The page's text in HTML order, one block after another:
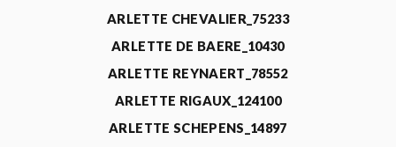
ARLETTE CHEVALIER_75233
ARLETTE DE BAERE_10430
ARLETTE REYNAERT_78552
ARLETTE RIGAUX_124100
ARLETTE SCHEPENS_14897